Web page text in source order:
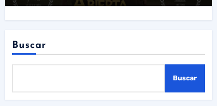
Buscar
Buscar